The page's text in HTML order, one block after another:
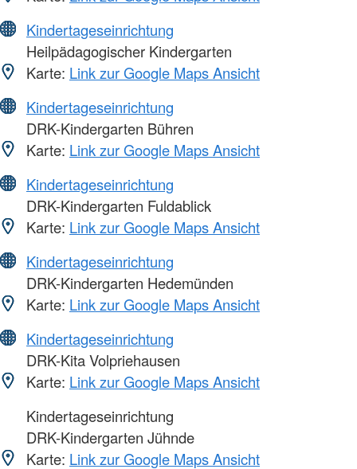
Kindertageseinrichtung
Heilpädagogischer Kindergarten
Karte: Link zur Google Maps Ansicht
Kindertageseinrichtung
DRK-Kindergarten Bühren
Karte: Link zur Google Maps Ansicht
Kindertageseinrichtung
DRK-Kindergarten Fuldablick
Karte: Link zur Google Maps Ansicht
Kindertageseinrichtung
DRK-Kindergarten Hedemünden
Karte: Link zur Google Maps Ansicht
Kindertageseinrichtung
DRK-Kita Volpriehausen
Karte: Link zur Google Maps Ansicht
Kindertageseinrichtung
DRK-Kindergarten Jühnde
Karte: Link zur Google Maps Ansicht